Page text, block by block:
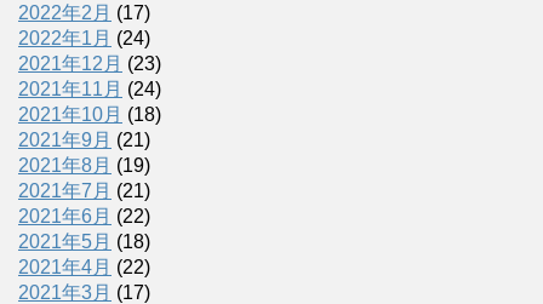
2022年2月 (17)
2022年1月 (24)
2021年12月 (23)
2021年11月 (24)
2021年10月 (18)
2021年9月 (21)
2021年8月 (19)
2021年7月 (21)
2021年6月 (22)
2021年5月 (18)
2021年4月 (22)
2021年3月 (17)